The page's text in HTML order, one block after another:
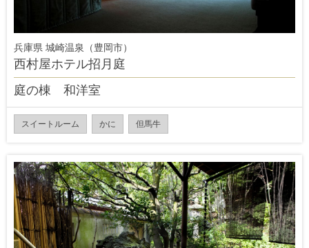
兵庫県 城崎温泉（豊岡市）
西村屋ホテル招月庭
庭の棟 和洋室
スイートルーム かに 但馬牛